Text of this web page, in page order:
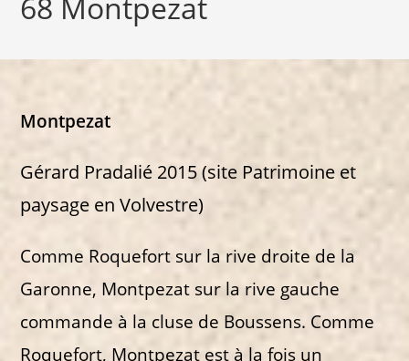
Montpezat
Gérard Pradalié 2015 (site Patrimoine et
paysage en Volvestre)
Comme Roquefort sur la rive droite de la
Garonne, Montpezat sur la rive gauche
commande à la cluse de Boussens. Comme
Roquefort, Montpezat est à la fois un